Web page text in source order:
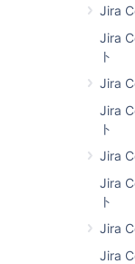
Jira
Jira
ト
Jira
Jira
ト
Jira
Jira
ト
Jira
Jira
[管理
しま
右上の
す。
現在
び元
匿名化
の実
名化
最終更新日